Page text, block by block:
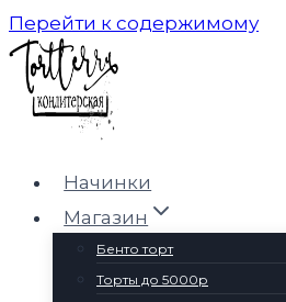
Перейти к содержимому
Начинки
Магазин
Бенто торт
Торты до 5000р